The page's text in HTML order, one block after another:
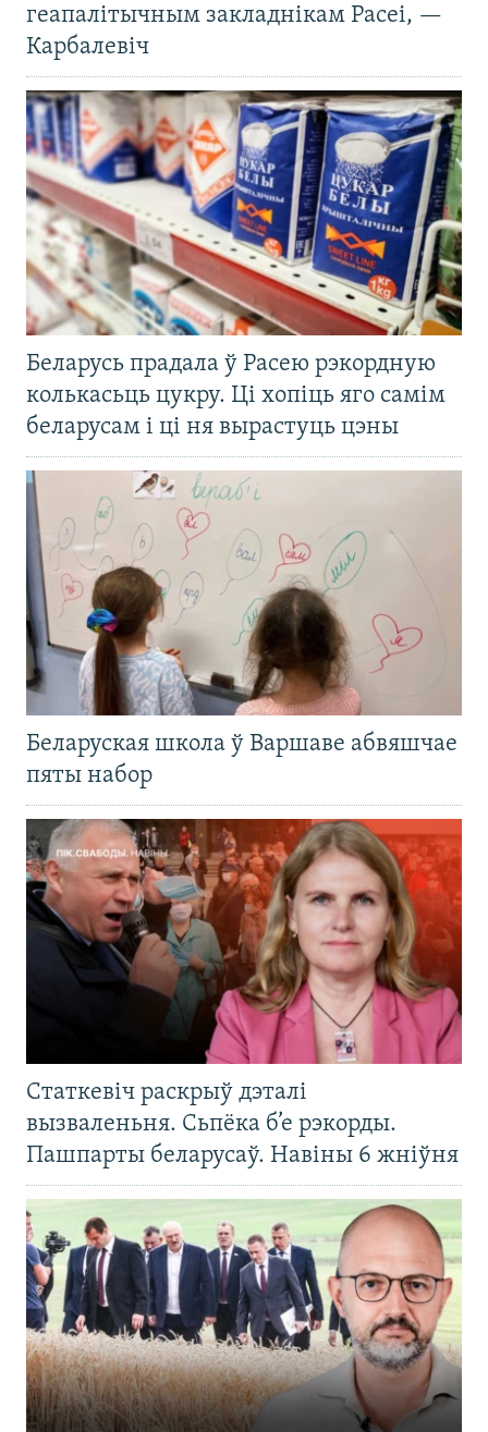
геапалітычным закладнікам Расеі, —
Карбалевіч
Беларусь прадала ў Расею рэкордную
колькасьць цукру. Ці хопіць яго самім
беларусам і ці ня вырастуць цэны
Беларуская школа ў Варшаве абвяшчае
пяты набор
Статкевіч раскрыў дэталі
вызваленьня. Сьпёка б’е рэкорды.
Пашпарты беларусаў. Навіны 6 жніўня